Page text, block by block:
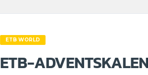
ETB WORLD
ETB-